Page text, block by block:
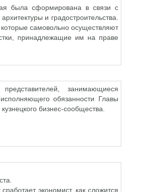
была сформирована в связи с
и градостроительства.
самовольно осуществляют
принадлежащие им на праве
занимающиеся
обязанности Главы
бизнес-сообщества.
экономист, как сложится